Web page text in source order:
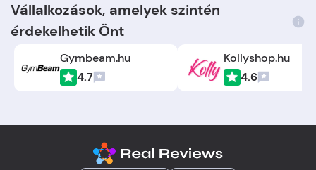
Vállalkozások, amelyek szintén
érdekelhetik Önt
Gymbeam.hu
4.7
Kollyshop.hu
4.6